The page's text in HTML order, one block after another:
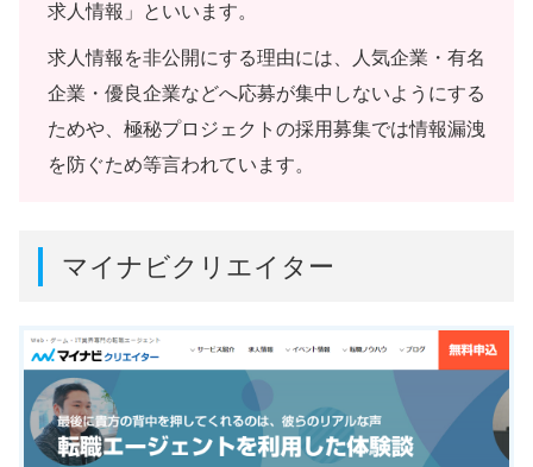
求人情報」といいます。
求人情報を非公開にする理由には、人気企業・有名
企業・優良企業などへ応募が集中しないようにする
ためや、極秘プロジェクトの採用募集では情報漏洩
を防ぐため等言われています。
マイナビクリエイター